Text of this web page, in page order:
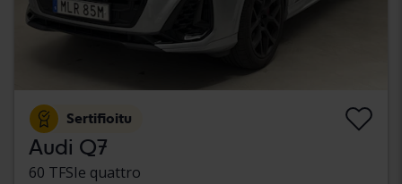
Sertifioitu
Audi Q7
60 TFSIe quattro